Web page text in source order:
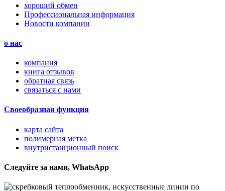
хороший обмен
Профессиональная информация
Новости компании
о нас
компания
книга отзывов
обратная связь
связаться с нами
Своеобразная функция
карта сайта
полимерная метка
внутристанционный поиск
Следуйте за нами, WhatsApp